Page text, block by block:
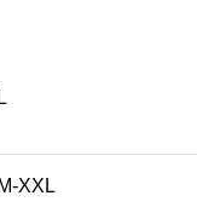
XXL